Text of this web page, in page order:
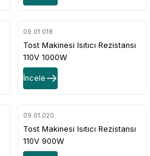
09.01.018
Tost Makinesi Isıtıcı Rezistansı
110V 1000W
İncele
09.01.020
Tost Makinesi Isıtıcı Rezistansı
110V 900W